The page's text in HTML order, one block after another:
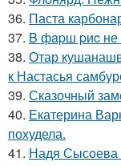
36. Паста
37. B фapш pиc не
38. Отар
к Настасья
39. Сказочный
40. Екатерина
похудела.
41. Надя Сысоева